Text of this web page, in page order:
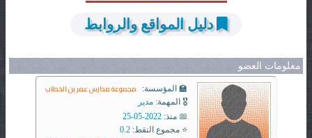
دليل المواقع والروابط
معلومات العضو
🏫 المؤسسة: مجموعة مدارس عمر بن الخطاب
🎖️ المهمة: مدير
📅 منذ: 2022-05-25
⭐ مجموع النقط: 0.2